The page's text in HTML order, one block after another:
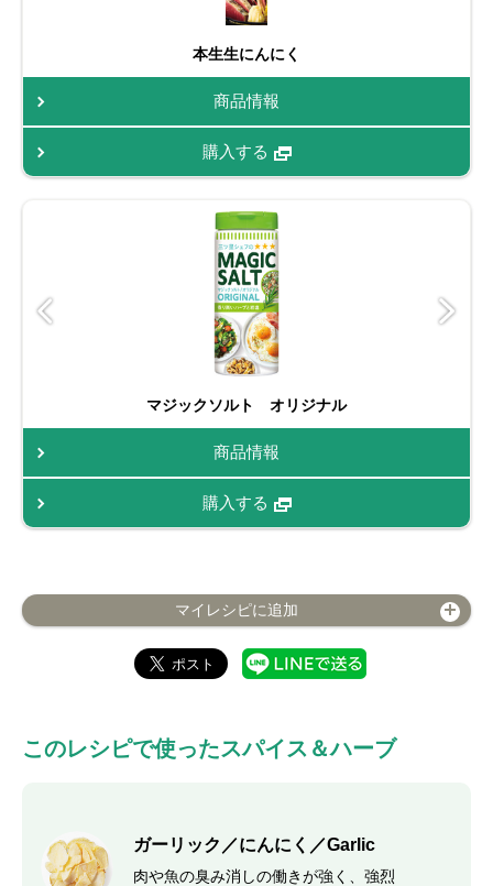
本生生にんにく
商品情報
購入する
マジックソルト オリジナル
商品情報
購入する
マイレシピに追加
このレシピで使ったスパイス＆ハーブ
ガーリック／にんにく／Garlic
肉や魚の臭み消しの働きが強く、強烈